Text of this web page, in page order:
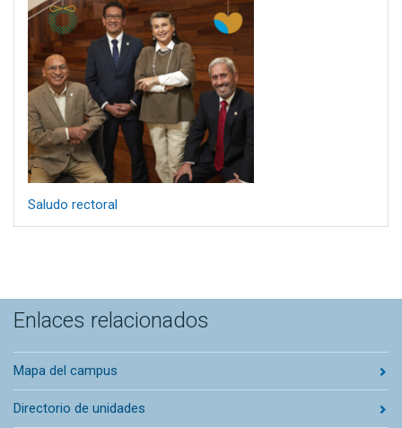
Saludo rectoral
Enlaces relacionados
Mapa del campus
Directorio de unidades